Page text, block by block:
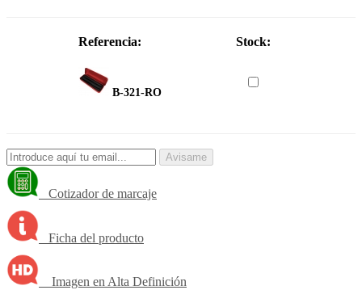
Referencia: Stock:
B-321-RO
Avisame
Cotizador de marcaje
Ficha del producto
Imagen en Alta Definición